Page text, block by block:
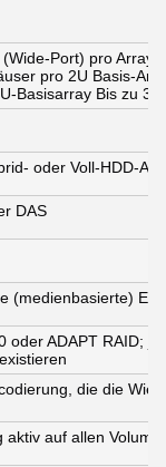
(Wide-Port) pro Array
pro 2U Basis-
Basisarray Bis zu 3
oder Voll-HDD-
DAS
(medienbasierte)
oder ADAPT RAID;
die die
aktiv auf allen